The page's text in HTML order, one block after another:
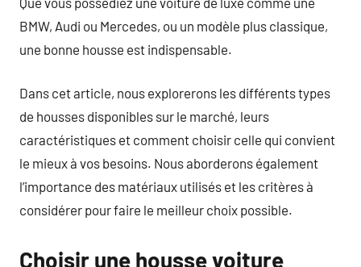
BMW, Audi ou Mercedes, ou un modèle plus classique,
une bonne housse est indispensable.
Dans cet article, nous explorerons les différents types
de housses disponibles sur le marché, leurs
caractéristiques et comment choisir celle qui convient
le mieux à vos besoins. Nous aborderons également
l’importance des matériaux utilisés et les critères à
considérer pour faire le meilleur choix possible.
Choisir une housse voiture